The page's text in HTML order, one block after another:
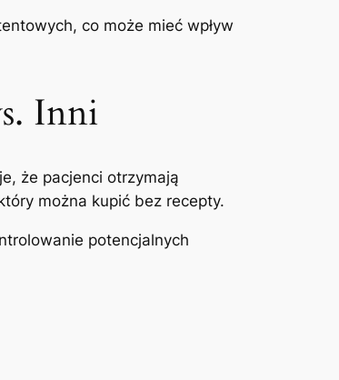
co może mieć wpływ
Inni
że pacjenci otrzymają
można kupić bez recepty.
potencjalnych